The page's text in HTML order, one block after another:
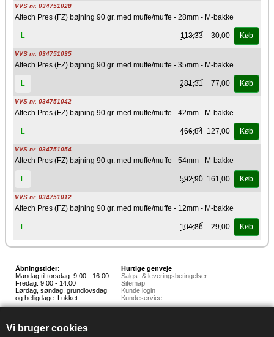
Vi bruger cookies
VVS nr. 034751028
Altech Pres (FZ) bøjning 90 gr. med muffe/muffe - 28mm - M-bakke
L 113,33 30,00 Køb
VVS nr. 034751035
Altech Pres (FZ) bøjning 90 gr. med muffe/muffe - 35mm - M-bakke
L 281,31 77,00 Køb
VVS nr. 034751042
Altech Pres (FZ) bøjning 90 gr. med muffe/muffe - 42mm - M-bakke
L 466,84 127,00 Køb
VVS nr. 034751054
Altech Pres (FZ) bøjning 90 gr. med muffe/muffe - 54mm - M-bakke
L 592,90 161,00 Køb
VVS nr. 034751012
Altech Pres (FZ) bøjning 90 gr. med muffe/muffe - 12mm - M-bakke
L 104,86 29,00 Køb
Åbningstider:
Mandag til torsdag: 9.00 - 16.00
Fredag: 9.00 - 14.00
Lørdag, søndag, grundlovsdag
og helligdage: Lukket
Hurtige genveje
Salgs- & leveringsbetingelser
Sitemap
Kunde login
Kundeservice
Hunnerupvej 3, 6920 Videbæk
E-mail:salg@hedestoker.dk